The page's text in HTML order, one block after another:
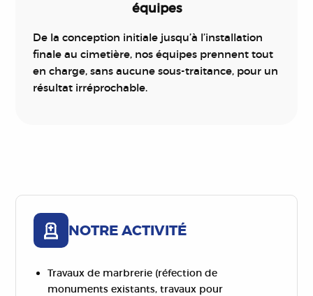
équipes
De la conception initiale jusqu’à l’installation
finale au cimetière, nos équipes prennent tout
en charge, sans aucune sous-traitance, pour un
résultat irréprochable.
NOTRE ACTIVITÉ
Travaux de marbrerie (réfection de
monuments existants, travaux pour